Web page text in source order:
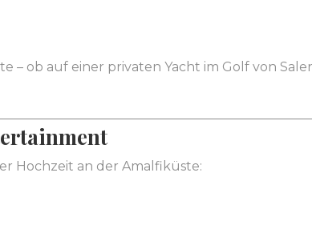
– ob auf einer privaten Yacht im Golf von
Hochzeit an der Amalfiküste: